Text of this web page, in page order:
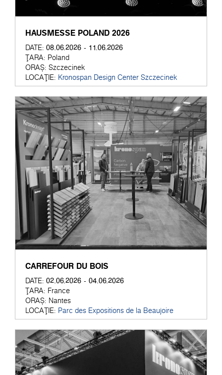
HAUSMESSE POLAND 2026
DATE: 08.06.2026 - 11.06.2026
ȚARA: Poland
ORAȘ: Szczecinek
LOCAȚIE: Kronospan Design Center Szczecinek
CARREFOUR DU BOIS
DATE: 02.06.2026 - 04.06.2026
ȚARA: France
ORAȘ: Nantes
LOCAȚIE: Parc des Expositions de la Beaujoire